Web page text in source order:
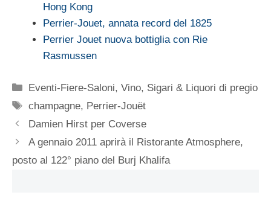
Hong Kong
Perrier-Jouet, annata record del 1825
Perrier Jouet nuova bottiglia con Rie
Rasmussen
Categorie
Eventi-Fiere-Saloni,Vino, Sigari & Liquori di pregio
Tag
champagne, Perrier-Jouët
Damien Hirst per Coverse
A gennaio 2011 aprirà il Ristorante Atmosphere,
posto al 122° piano del Burj Khalifa